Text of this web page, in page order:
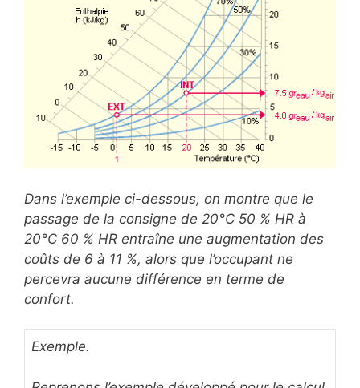
Dans l’exemple ci-dessous, on montre que le
passage de la consigne de 20°C 50 % HR à
20°C 60 % HR entraîne une augmentation des
coûts de 6 à 11 %, alors que l’occupant ne
percevra aucune différence en terme de
confort.
Exemple.